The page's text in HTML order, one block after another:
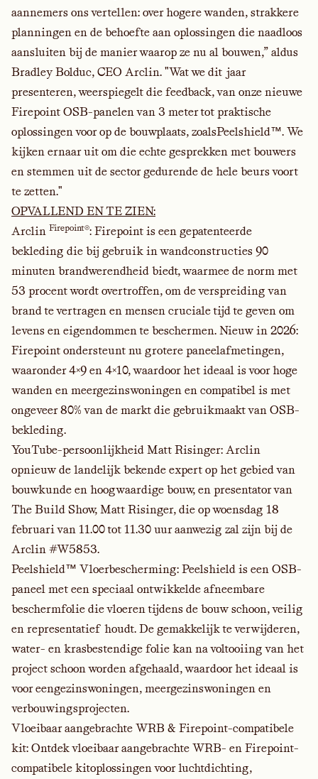
aannemers ons vertellen: over hogere wanden, strakkere
planningen en de behoefte aan oplossingen die naadloos
aansluiten bij de manier waarop ze nu al bouwen,” aldus
Bradley Bolduc, CEO Arclin. "Wat we dit jaar
presenteren, weerspiegelt die feedback, van onze nieuwe
Firepoint OSB-panelen van 3 meter tot praktische
oplossingen voor op de bouwplaats, zoalsPeelshield™. We
kijken ernaar uit om die echte gesprekken met bouwers
en stemmen uit de sector gedurende de hele beurs voort
te zetten."
OPVALLEND EN TE ZIEN:
Arclin Firepoint®: Firepoint is een gepatenteerde
bekleding die bij gebruik in wandconstructies 90
minuten brandwerendheid biedt, waarmee de norm met
53 procent wordt overtroffen, om de verspreiding van
brand te vertragen en mensen cruciale tijd te geven om
levens en eigendommen te beschermen. Nieuw in 2026:
Firepoint ondersteunt nu grotere paneelafmetingen,
waaronder 4×9 en 4×10, waardoor het ideaal is voor hoge
wanden en meergezinswoningen en compatibel is met
ongeveer 80% van de markt die gebruikmaakt van OSB-
bekleding.
YouTube-persoonlijkheid Matt Risinger: Arclin
opnieuw de landelijk bekende expert op het gebied van
bouwkunde en hoogwaardige bouw, en presentator van
The Build Show, Matt Risinger, die op woensdag 18
februari van 11.00 tot 11.30 uur aanwezig zal zijn bij de
Arclin #W5853.
Peelshield™ Vloerbescherming: Peelshield is een OSB-
paneel met een speciaal ontwikkelde afneembare
beschermfolie die vloeren tijdens de bouw schoon, veilig
en representatief houdt. De gemakkelijk te verwijderen,
water- en krasbestendige folie kan na voltooiing van het
project schoon worden afgehaald, waardoor het ideaal is
voor eengezinswoningen, meergezinswoningen en
verbouwingsprojecten.
Vloeibaar aangebrachte WRB & Firepoint-compatibele
kit: Ontdek vloeibaar aangebrachte WRB- en Firepoint-
compatibele kitoplossingen voor luchtdichting,